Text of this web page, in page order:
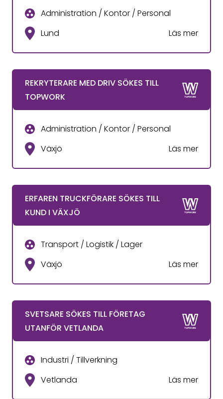
Administration / Kontor / Personal
Lund
Läs mer
REKRYTERARE MED DRIV SÖKES TILL
TOPWORK
Administration / Kontor / Personal
Växjö
Läs mer
ERFAREN TRUCKFÖRARE SÖKES TILL
KUND I VÄXJÖ
Transport / Logistik / Lager
Växjö
Läs mer
SVETSARE SÖKES TILL FÖRETAG
UTANFÖR VETLANDA
Industri / Tillverkning
Vetlanda
Läs mer